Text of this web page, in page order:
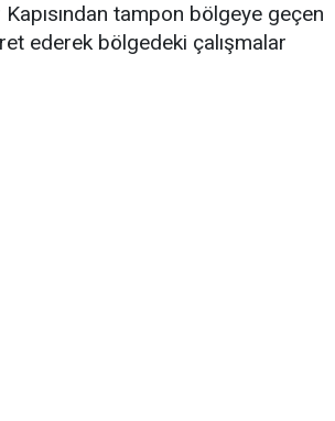
tampon bölgeye geçen
ederek bölgedeki çalışmalar